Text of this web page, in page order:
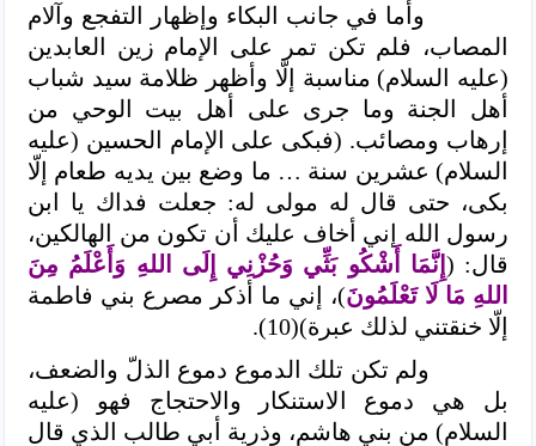
وأما في جانب البكاء وإظهار التفجع وآلام
المصاب، فلم تكن تمر على الإمام زين العابدين
(عليه السلام) مناسبة إلّا وأظهر ظلامة سيد شباب
أهل الجنة وما جرى على أهل بيت الوحي من
إرهاب ومصائب. (فبكى على الإمام الحسين (عليه
السلام) عشرين سنة … ما وضع بين يديه طعام إلّا
بكى، حتى قال له مولى له: جعلت فداك يا ابن
رسول الله إني أخاف عليك أن تكون من الهالكين،
قال: ( إِنَّمَا أَشْكُو بَثِّي وَحُزْنِي إِلَى اللهِ وَأَعْلَمُ مِنَ
اللهِ مَا لَا تَعْلَمُونَ)، إني ما أذكر مصرع بني فاطمة
إلّا خنقتني لذلك عبرة)(10).
ولم تكن تلك الدموع دموع الذلّ والضعف،
بل هي دموع الاستنكار والاحتجاج فهو (عليه
السلام) من بني هاشم، وذرية أبي طالب الذي قال